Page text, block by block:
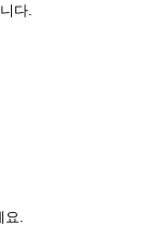
다.
요.